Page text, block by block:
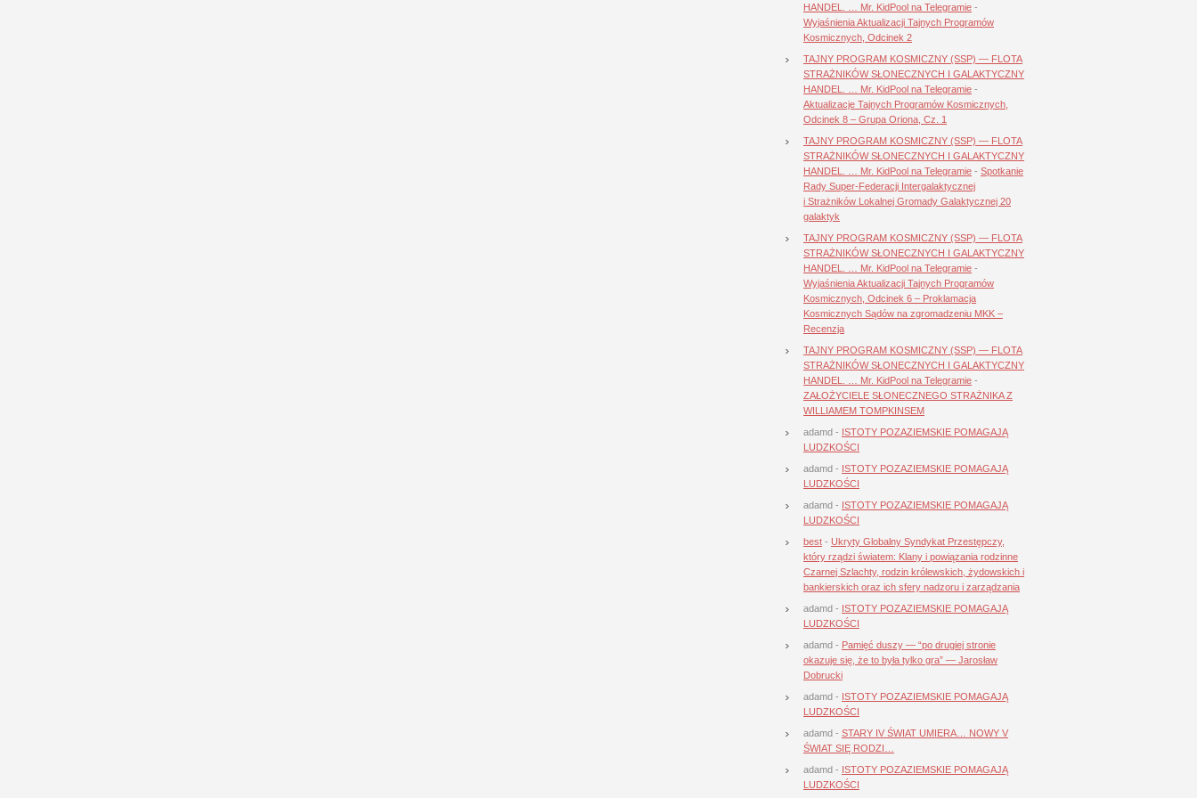
HANDEL. … Mr. KidPool na Telegramie -
Wyjaśnienia Aktualizacji Tajnych Programów
Kosmicznych, Odcinek 2
TAJNY PROGRAM KOSMICZNY (SSP) — FLOTA
STRAŻNIKÓW SŁONECZNYCH I GALAKTYCZNY
HANDEL. … Mr. KidPool na Telegramie -
Aktualizacje Tajnych Programów Kosmicznych,
Odcinek 8 – Grupa Oriona, Cz. 1
TAJNY PROGRAM KOSMICZNY (SSP) — FLOTA
STRAŻNIKÓW SŁONECZNYCH I GALAKTYCZNY
HANDEL. … Mr. KidPool na Telegramie - Spotkanie
Rady Super-Federacji Intergalaktycznej
i Strażników Lokalnej Gromady Galaktycznej 20
galaktyk
TAJNY PROGRAM KOSMICZNY (SSP) — FLOTA
STRAŻNIKÓW SŁONECZNYCH I GALAKTYCZNY
HANDEL. … Mr. KidPool na Telegramie -
Wyjaśnienia Aktualizacji Tajnych Programów
Kosmicznych, Odcinek 6 – Proklamacja
Kosmicznych Sądów na zgromadzeniu MKK –
Recenzja
TAJNY PROGRAM KOSMICZNY (SSP) — FLOTA
STRAŻNIKÓW SŁONECZNYCH I GALAKTYCZNY
HANDEL. … Mr. KidPool na Telegramie -
ZAŁOŻYCIELE SŁONECZNEGO STRAŻNIKA Z
WILLIAMEM TOMPKINSEM
adamd - ISTOTY POZAZIEMSKIE POMAGAJĄ
LUDZKOŚCI
adamd - ISTOTY POZAZIEMSKIE POMAGAJĄ
LUDZKOŚCI
adamd - ISTOTY POZAZIEMSKIE POMAGAJĄ
LUDZKOŚCI
best - Ukryty Globalny Syndykat Przestępczy,
który rządzi światem: Klany i powiązania rodzinne
Czarnej Szlachty, rodzin królewskich, żydowskich i
bankierskich oraz ich sfery nadzoru i zarządzania
adamd - ISTOTY POZAZIEMSKIE POMAGAJĄ
LUDZKOŚCI
adamd - Pamięć duszy — “po drugiej stronie
okazuje się, że to była tylko gra” — Jarosław
Dobrucki
adamd - ISTOTY POZAZIEMSKIE POMAGAJĄ
LUDZKOŚCI
adamd - STARY IV ŚWIAT UMIERA… NOWY V
ŚWIAT SIĘ RODZI…
adamd - ISTOTY POZAZIEMSKIE POMAGAJĄ
LUDZKOŚCI